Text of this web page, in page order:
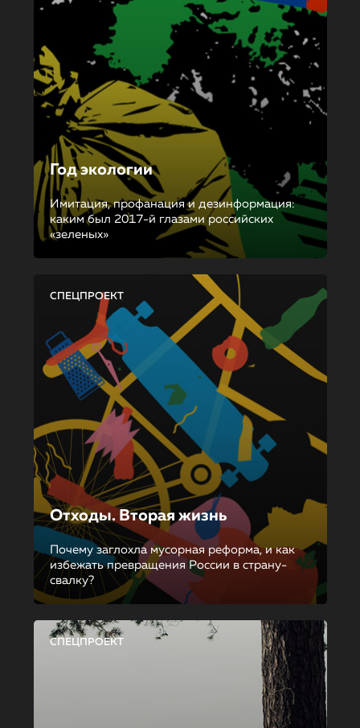
Год экологии
Имитация, профанация и дезинформация:
каким был 2017-й глазами российских
«зеленых»
СПЕЦПРОЕКТ
Отходы. Вторая жизнь
Почему заглохла мусорная реформа, и как
избежать превращения России в страну-
свалку?
СПЕЦПРОЕКТ